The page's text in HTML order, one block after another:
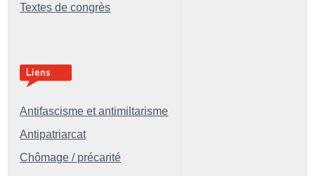
Textes de congrès
Antifascisme et antimiltarisme
Antipatriarcat
Chômage / précarité